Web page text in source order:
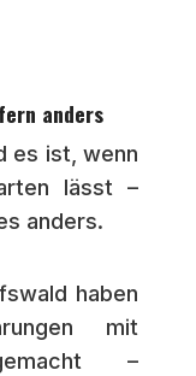
anders
es ist, wenn
lässt –
anders.
haben
mit
–